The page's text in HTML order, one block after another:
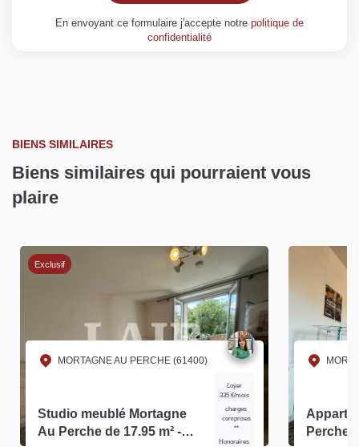
En envoyant ce formulaire j'accepte notre politique de
confidentialité
BIENS SIMILAIRES
Biens similaires qui pourraient vous
plaire
Exclusif
MORTAGNE AU PERCHE (61400)
Studio meublé Mortagne
Au Perche de 17.95 m² -
Loyer
335 €/mois
charges
comprises
**
Honoraires
Perche environ 70m² -